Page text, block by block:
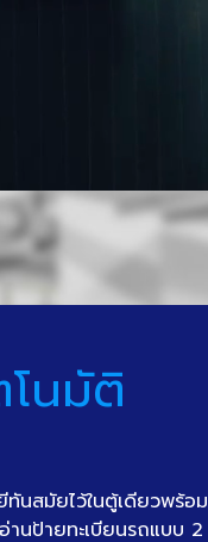
นมัติ
ทันสมัยไว้ในตู้เดียวพร้อม
นป้ายทะเบียนรถแบบ 2